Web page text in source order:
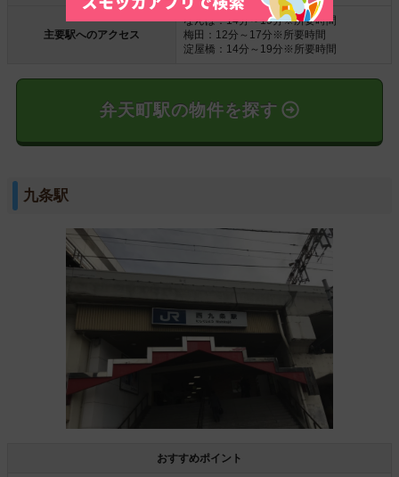
主要駅へのアクセス
なんば：14分～19分※所要時間
梅田：12分～17分※所要時間
淀屋橋：14分～19分※所要時間
弁天町駅の物件を探す
九条駅
おすすめポイント